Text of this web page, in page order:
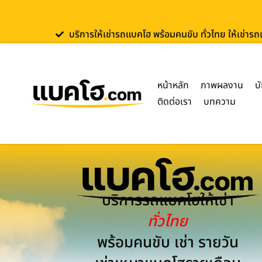
บริการให้เช่ารถแบคโฮ พร้อมคนขับ ทั่วไทย ให้เช่า
หน้าหลัก ภาพผลงาน
ติดต่อเรา
บทความ
บริการรถแบคโฮให้เช่า
ทั่วไทย
พร้อมคนขับ เช่า รายวัน